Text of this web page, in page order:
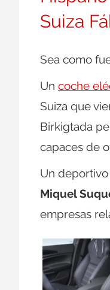
Suiza
Sea como
Un coche
Suiza que
Birkigtada
capaces de
Un
Miquel
empresas